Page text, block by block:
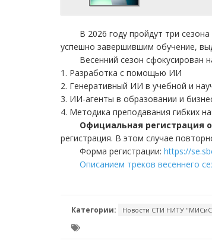
В 2026 году пройдут три
успешно завершившим обучение,
Весенний сезон сфокусирован
1. Разработка с помощью ИИ
2. Генеративный ИИ в учебной и
3. ИИ-агенты в образовании и
4. Методика преподавания гибких
Официальная регистрация
регистрация. В этом случае
Форма регистрации: https://
Описанием треков весеннего
Категории: Новости СТИ НИТУ